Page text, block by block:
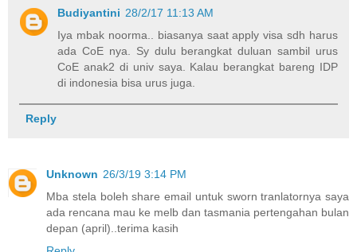
Budiyantini 28/2/17 11:13 AM
Iya mbak noorma.. biasanya saat apply visa sdh harus
ada CoE nya. Sy dulu berangkat duluan sambil urus
CoE anak2 di univ saya. Kalau berangkat bareng IDP
di indonesia bisa urus juga.
Reply
Unknown 26/3/19 3:14 PM
Mba stela boleh share email untuk sworn tranlatornya saya
ada rencana mau ke melb dan tasmania pertengahan bulan
depan (april)..terima kasih